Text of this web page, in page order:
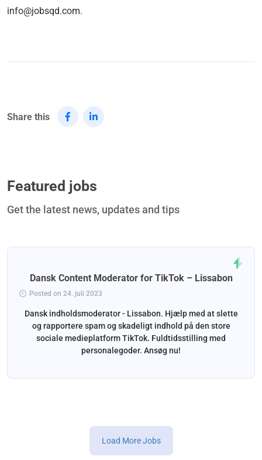
info@jobsqd.com.
Share this
Featured jobs
Get the latest news, updates and tips
Dansk Content Moderator for TikTok – Lissabon
Posted on 24. juli 2023
Dansk indholdsmoderator - Lissabon. Hjælp med at slette
og rapportere spam og skadeligt indhold på den store
sociale medieplatform TikTok. Fuldtidsstilling med
personalegoder. Ansøg nu!
Load More Jobs